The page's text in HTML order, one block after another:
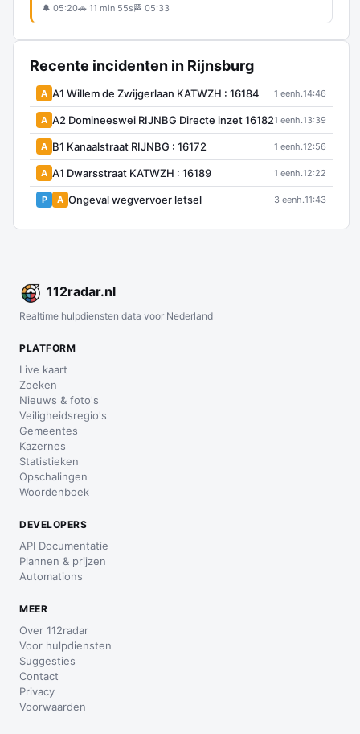
🔔 05:20🚗 11 min 55s 🏁 05:33
Recente incidenten in Rijnsburg
A A1 Willem de Zwijgerlaan KATWZH : 16184 1 eenh.14:46
A A2 Domineeswei RIJNBG Directe inzet 161821 eenh.13:39
A B1 Kanaalstraat RIJNBG : 16172 1 eenh.12:56
A A1 Dwarsstraat KATWZH : 16189 1 eenh.12:22
P A Ongeval wegvervoer letsel 3 eenh.11:43
112radar.nl
Realtime hulpdiensten data voor Nederland
PLATFORM
Live kaart
Zoeken
Nieuws & foto's
Veiligheidsregio's
Gemeentes
Kazernes
Statistieken
Opschalingen
Woordenboek
DEVELOPERS
API Documentatie
Plannen & prijzen
Automations
MEER
Over 112radar
Voor hulpdiensten
Suggesties
Contact
Privacy
Voorwaarden